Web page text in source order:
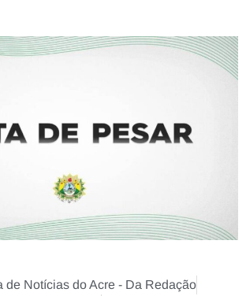
de Notícias do Acre - Da Redação